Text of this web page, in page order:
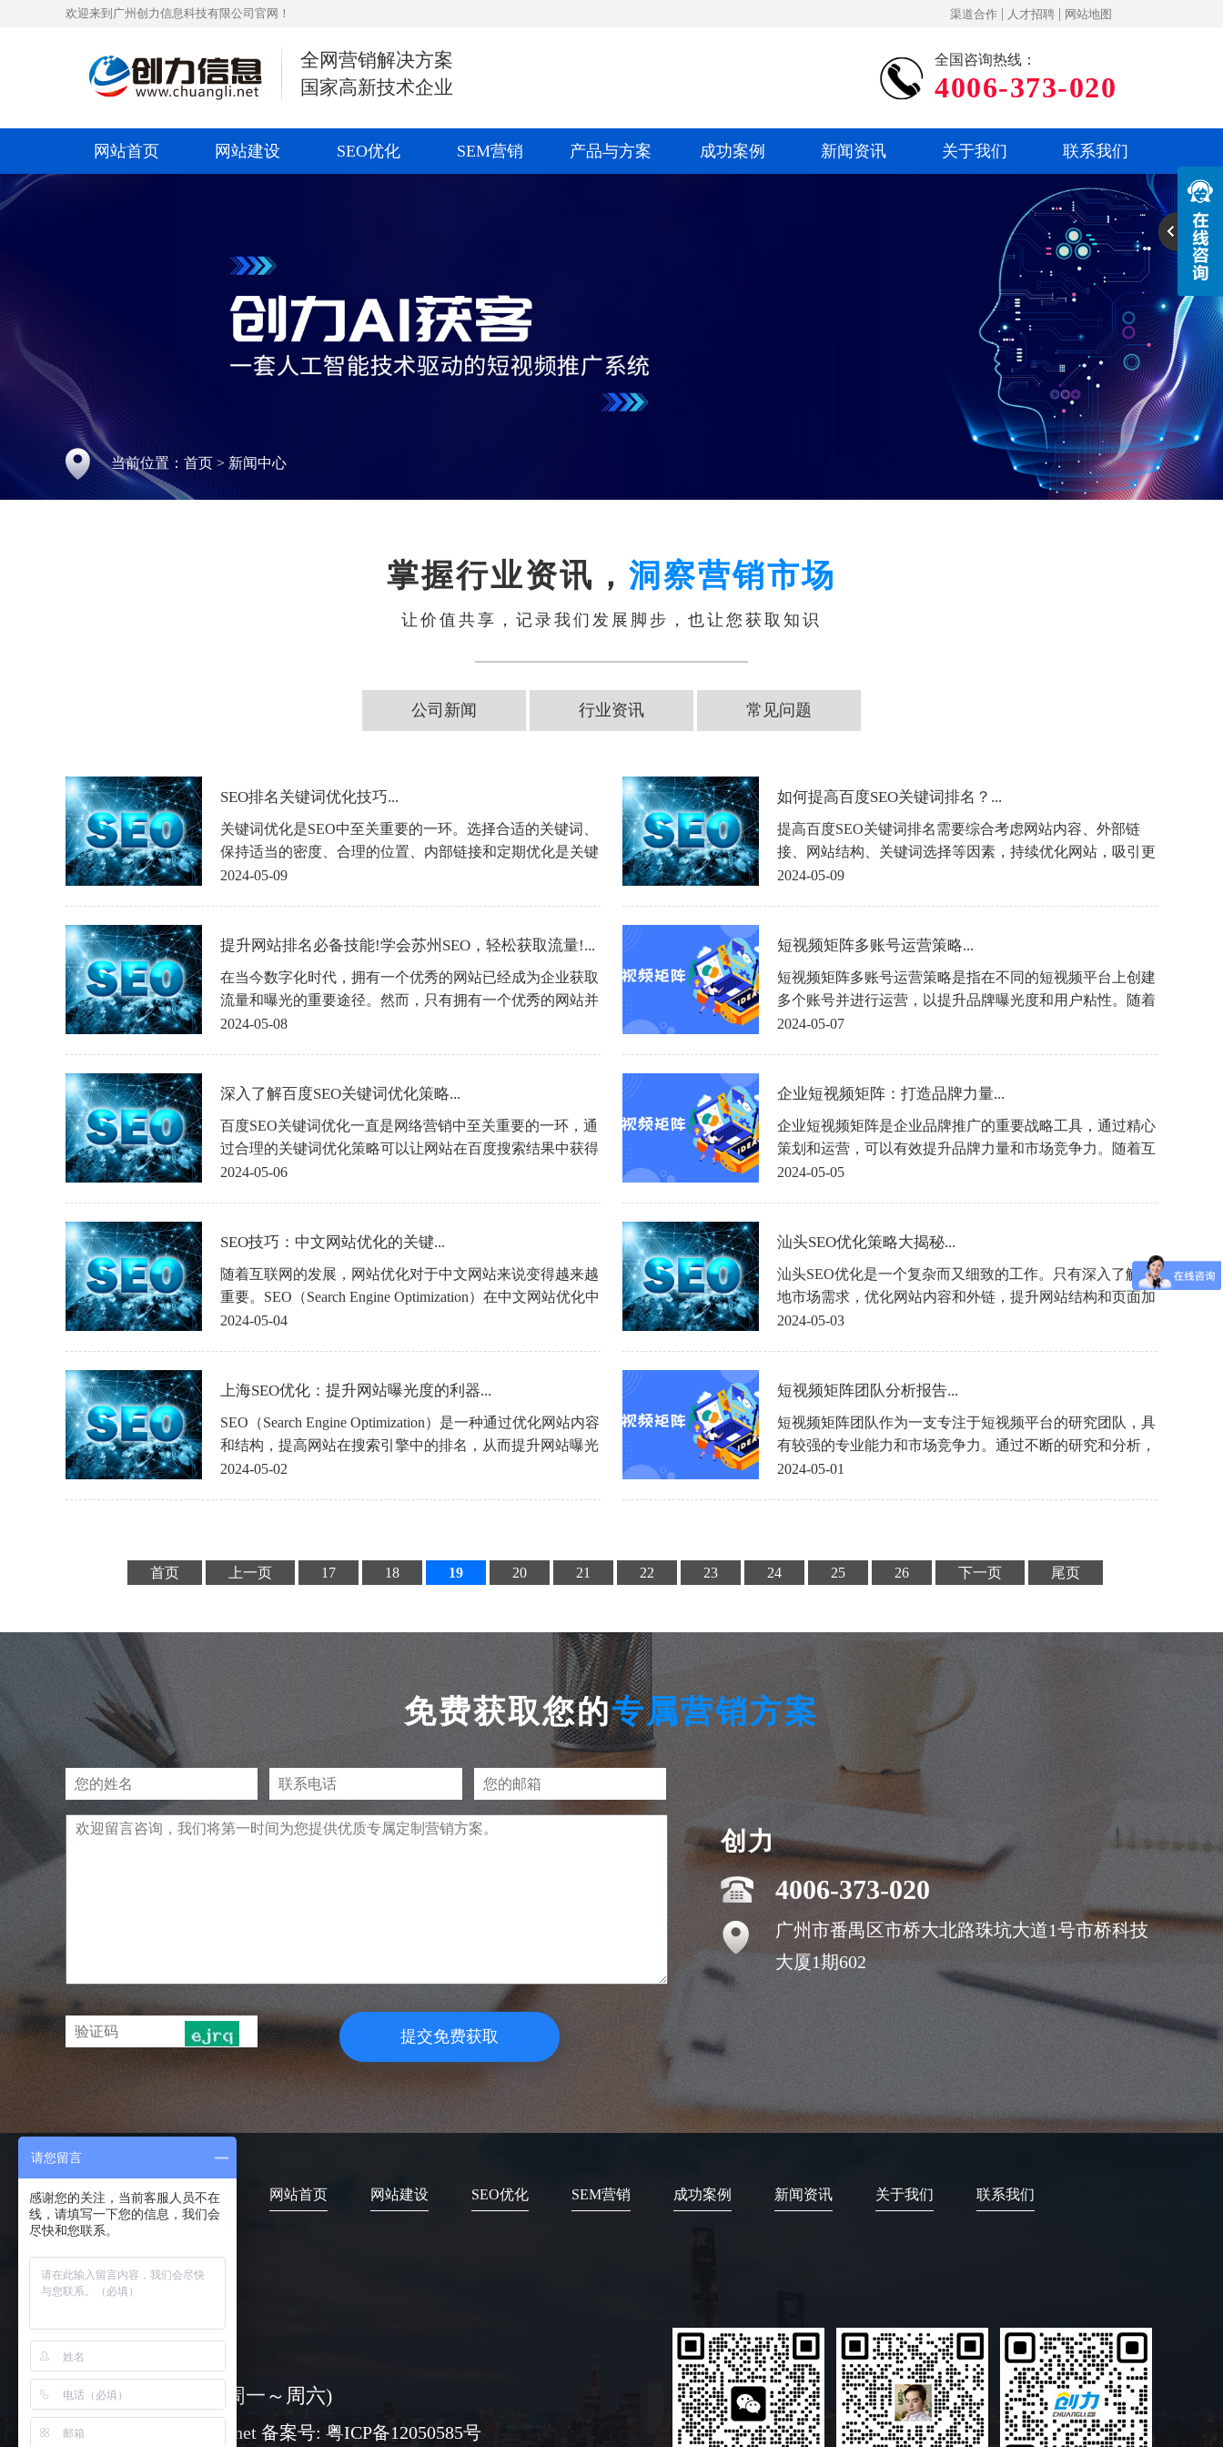
欢迎来到广州创力信息科技有限公司官网！ 渠道合作 | 人才招聘 | 网站地图
全网营销解决方案
国家高新技术企业
全国咨询热线：
4006-373-020
网站首页 网站建设 SEO优化 SEM营销 产品与方案 成功案例 新闻资讯 关于我们 联系我们
当前位置： 首页 > 新闻中心
掌握行业资讯， 洞察营销市场
让价值共享，记录我们发展脚步，也让您获取知识
公司新闻 行业资讯 常见问题
SEO排名关键词优化技巧...
关键词优化是SEO中至关重要的一环。选择合适的关键词、
保持适当的密度、合理的位置、内部链接和定期优化是关键
词优化的技巧。只有不断地努力和优化，才能提高网站的排
2024-05-09
如何提高百度SEO关键词排名？...
提高百度SEO关键词排名需要综合考虑网站内容、外部链
接、网站结构、关键词选择等因素，持续优化网站，吸引更
多的用户和搜索引擎的关注，提升关键词排名。希望以上方
2024-05-09
提升网站排名必备技能!学会苏州SEO，轻松获取流量!...
在当今数字化时代，拥有一个优秀的网站已经成为企业获取
流量和曝光的重要途径。然而，只有拥有一个优秀的网站并
不足以让您的业务脱颖而出，更重要的是要提升网站在搜索
提升网站排名成为了许多网站所有者关心的问题。
2024-05-08
短视频矩阵多账号运营策略...
短视频矩阵多账号运营策略是指在不同的短视频平台上创建
多个账号并进行运营，以提升品牌曝光度和用户粘性。随着
短视频行业的快速发展，越来越多的企业开始关注短视频营
2024-05-07
深入了解百度SEO关键词优化策略...
百度SEO关键词优化一直是网络营销中至关重要的一环，通
过合理的关键词优化策略可以让网站在百度搜索结果中获得
更好的排名，从而吸引更多的流量和潜在客户。深入了解百
2024-05-06
企业短视频矩阵：打造品牌力量...
企业短视频矩阵是企业品牌推广的重要战略工具，通过精心
策划和运营，可以有效提升品牌力量和市场竞争力。随着互
联网技术的不断发展和用户需求的不断变化，企业需要不断
2024-05-05
SEO技巧：中文网站优化的关键...
随着互联网的发展，网站优化对于中文网站来说变得越来越
重要。SEO（Search Engine Optimization）在中文网站优化中
扮演着至关重要的角色，它可以帮助网站提升在搜索引擎中
2024-05-04
汕头SEO优化策略大揭秘...
汕头SEO优化是一个复杂而又细致的工作。只有深入了解本
地市场需求，优化网站内容和外链，提升网站结构和页面加
载速度，才能真正实现SEO优化的效果。相信通过以上的优
2024-05-03
上海SEO优化：提升网站曝光度的利器...
SEO（Search Engine Optimization）是一种通过优化网站内容
和结构，提高网站在搜索引擎中的排名，从而提升网站曝光
度和流量的技术。在当今互联网时代，随着网站数量的不断
2024-05-02
短视频矩阵团队分析报告...
短视频矩阵团队作为一支专注于短视频平台的研究团队，具
有较强的专业能力和市场竞争力。通过不断的研究和分析，
团队为平台提供了有力的支持和帮助，为用户带来更好的体
2024-05-01
首页 上一页 17 18 19 20 21 22 23 24 25 26 下一页 尾页
免费获取您的专属营销方案
提交免费获取
创力
4006-373-020
广州市番禺区市桥大北路珠坑大道1号市桥科技
大厦1期602
网站首页 网站建设 SEO优化 SEM营销 成功案例 新闻资讯 关于我们 联系我们
08:30-18:00 ( 周一～周六)
www@chuangli.net 备案号: 粤ICP备12050585号
请您留言
感谢您的关注，当前客服人员不在
线，请填写一下您的信息，我们会
尽快和您联系。